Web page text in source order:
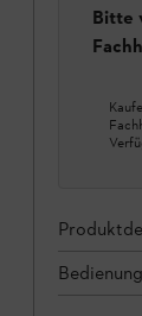
Bitte